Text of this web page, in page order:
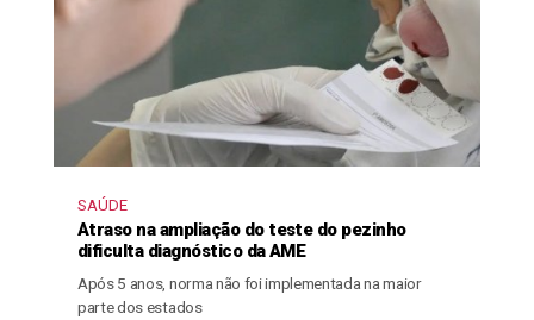
SAÚDE
Atraso na ampliação do teste do pezinho
dificulta diagnóstico da AME
Após 5 anos, norma não foi implementada na maior
parte dos estados